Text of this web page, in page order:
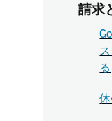
請求
る